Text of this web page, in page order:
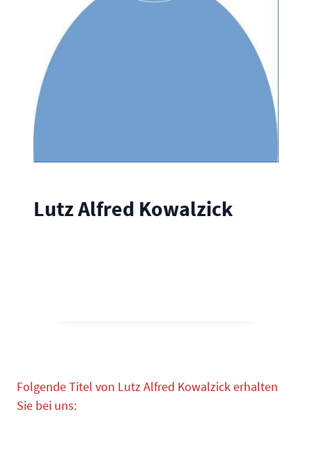
Lutz Alfred Kowalzick
Folgende Titel von Lutz Alfred Kowalzick erhalten
Sie bei uns: